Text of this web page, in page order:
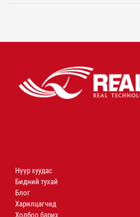
Нүүр хуудас
Бидний тухай
Блог
Харилцагчид
Холбоо барих